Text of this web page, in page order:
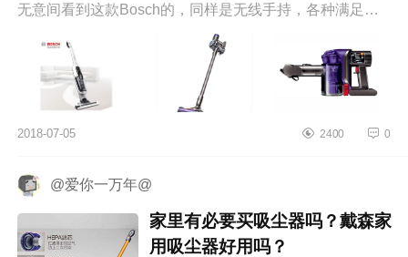
无意间看到这款Bosch的，同样是无线手持，各种满足我
2018-07-05 2400 0
@爱你一万年@
家里有必要买吸尘器吗？戴森家
用吸尘器好用吗？